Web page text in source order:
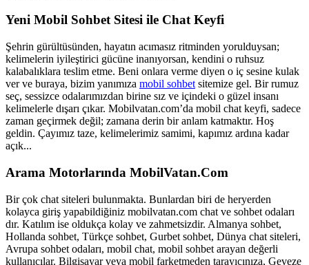
Yeni Mobil Sohbet Sitesi ile Chat Keyfi
Şehrin gürültüsünden, hayatın acımasız ritminden yorulduysan;
kelimelerin iyileştirici gücüne inanıyorsan, kendini o ruhsuz
kalabalıklara teslim etme. Beni onlara verme diyen o iç sesine kulak
ver ve buraya, bizim yanımıza mobil sohbet sitemize gel. Bir rumuz
seç, sessizce odalarımızdan birine sız ve içindeki o güzel insanı
kelimelerle dışarı çıkar. Mobilvatan.com’da mobil chat keyfi, sadece
zaman geçirmek değil; zamana derin bir anlam katmaktır. Hoş
geldin. Çayımız taze, kelimelerimiz samimi, kapımız ardına kadar
açık...
Arama Motorlarında MobilVatan.Com
Bir çok chat siteleri bulunmakta. Bunlardan biri de heryerden
kolayca giriş yapabildiğiniz mobilvatan.com chat ve sohbet odaları
dır. Katılım ise oldukça kolay ve zahmetsizdir. Almanya sohbet,
Hollanda sohbet, Türkçe sohbet, Gurbet sohbet, Dünya chat siteleri,
Avrupa sohbet odaları, mobil chat, mobil sohbet arayan değerli
kullanıcılar. Bilgisayar veya mobil farketmeden tarayıcınıza, Geveze